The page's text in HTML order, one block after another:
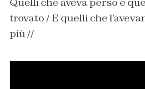
trovato / E quelli che
più //